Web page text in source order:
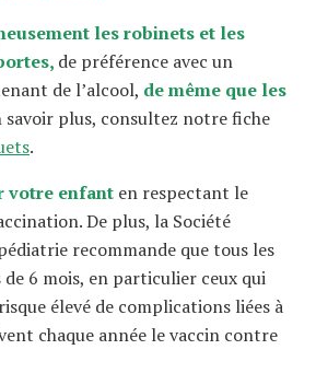
les robinets et les
de préférence avec un
de l’alcool, de même que les
savoir plus, consultez notre fiche
.
votre enfant en respectant le
De plus, la Société
recommande que tous les
6 mois, en particulier ceux qui
élevé de complications liées à
chaque année le vaccin contre